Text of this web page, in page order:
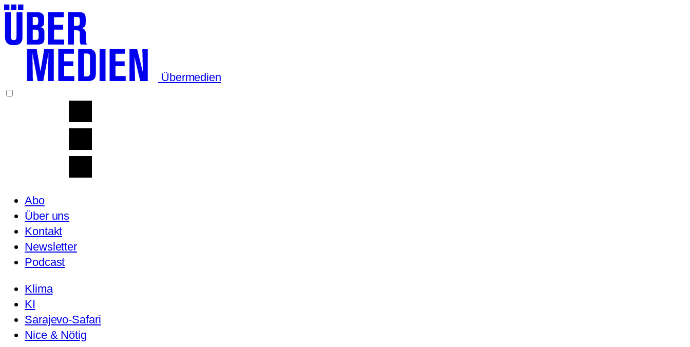
Übermedien
Abo
Über uns
Kontakt
Newsletter
Podcast
Klima
KI
Sarajevo-Safari
Nice & Nötig